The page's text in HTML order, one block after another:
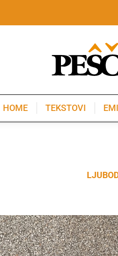
HOME TEKSTOVI